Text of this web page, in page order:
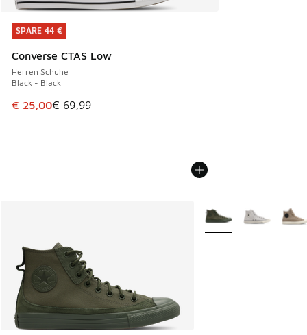
SPARE 44 €
Converse CTAS Low
Herren Schuhe
Black - Black
Dieser Artikel ist im Sale. Der Preis ist von € 69,99 auf €
€ 25,00€ 69,99
SPARE 44 €
Weitere Farben